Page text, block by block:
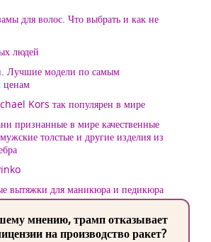
для волос. Что выбрать и как не
людей
Лучшие модели по самым
ценам
Kors так популярен в мире
признанные в мире качественные
толстые и другие изделия из
вытяжки для маникюра и педикюра
мнению, трамп отказывает
на производство ракет?